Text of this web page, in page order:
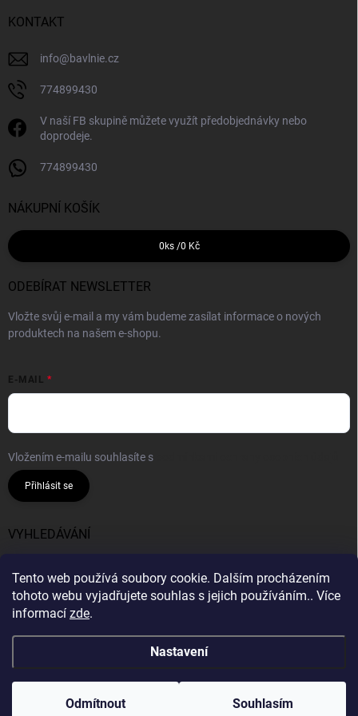
Tento web používá soubory cookie. Dalším procházením
tohoto webu vyjadřujete souhlas s jejich používáním.. Více
informací zde.
Nastavení
Odmítnout Souhlasím
KONTAKT
info@bavlnie.cz
774899430
V naší FB skupině můžete využít předobjednávky nebo
doprodeje.
774899430
NÁKUPNÍ KOŠÍK
0 ks /0 Kč
ODEBÍRAT NEWSLETTER
Vložte svůj e-mail a my vám budeme zasílat informace o nových
produktech na našem e-shopu.
E-MAIL
Vložením e-mailu souhlasíte s
Přihlásit se
VYHLEDÁVÁNÍ
Hledat
Vytvořil Shoptet
Bavlnie. Všechna práva vyhrazena.